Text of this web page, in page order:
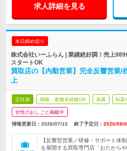
求人詳細を見る
本日締め切り
株式会社いーふらん | 業績絶好調！売上
スタートOK
買取店の【内勤営業】完全反響営業/
上
正社員 職種・業種未経験OK 急募 転勤
女性のおしごと掲載中
情報更新日：2026/07/15 終了予定日： 2026/08/
【反響型営業／研修・サポート体
を展開する買取専門店「おたから